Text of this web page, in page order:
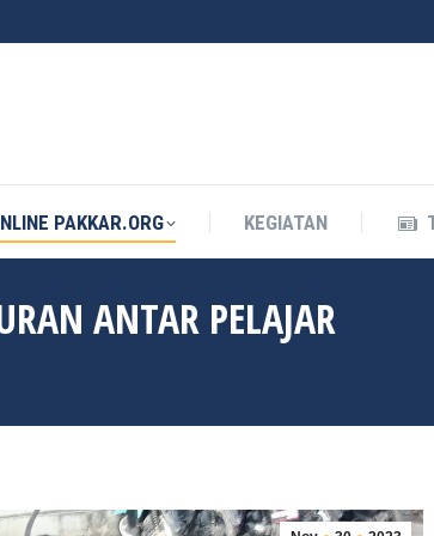
PAKKAR.ORG KEGIATAN
ANTAR PELAJAR
PAKKAR.ORG KEGIATAN